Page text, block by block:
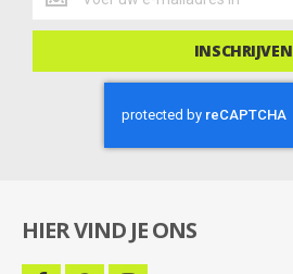
en
deals
INSCHRIJVEN
HIER VIND JE ONS